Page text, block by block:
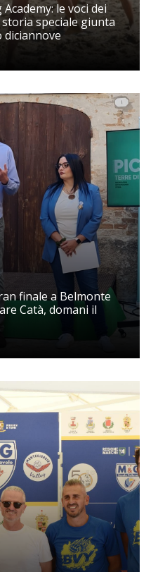
le voci dei
speciale giunta
finale a Belmonte
Catà, domani il